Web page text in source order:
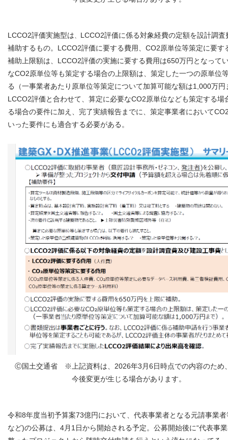
LCCO2評価実施型は、 LCCO2評価に係る対象経費の定額を設計調
補助するもの。LCCO2評価に要する費用、CO2原単位等策定に要す
補助上限額は、LCCO2評価の実施に要する費用は650万円となって
なCO2原単位等も策定する場合の上限額は、策定した一つの原単位
る（一事業者あたり原単位等策定について加算可能な額は1,000万円
LCCO2評価と合わせて、算定に必要なCO2原単位なども策定する場
る場合の要件に加え、完了実績報告までに、策定事業者において
いった要件にも適合する必要がある。
Ⓒ国土交通省 ※上記資料は、2026年3月6日時点での内容のため
今後変更が生じる場合があります。
令和8年度当初予算案73億円において、代表事業者となる元請事業
など)の公募は、4月1日から開始される予定。公募開始後に“代表事